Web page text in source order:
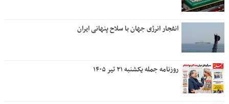
انفجار انرژی جهان با سلاح پنهانی ایران
روزنامه جمله یکشنبه ۲۱ تیر ۱۴۰۵